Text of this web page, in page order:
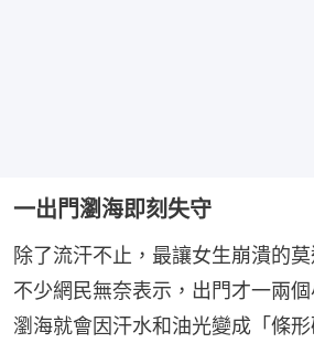
一出門瀏海即刻失守
除了流汗不止，最讓女生崩潰的
不少網民無奈表示，出門才一兩
瀏海就會因汗水和油光變成「條